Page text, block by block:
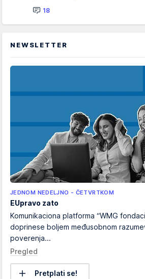
18
NEWSLETTER
JEDNOM NEDELJNO - ČETVRTKOM
EUpravo zato
Komunikaciona platforma “WMG
doprinese boljem međusobnom
poverenja...
Pregled
Pretplati se!